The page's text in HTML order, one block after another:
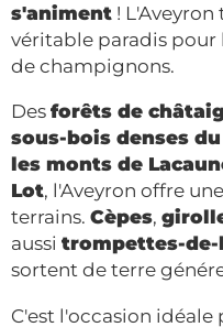
s'animent !
véritable paradis pour
de champignons.
Des forêts de
sous-bois denses
les monts de
Lot, l'Aveyron offre
terrains. Cèpes,
aussi trompettes-
sortent de terre
C'est l'occasion